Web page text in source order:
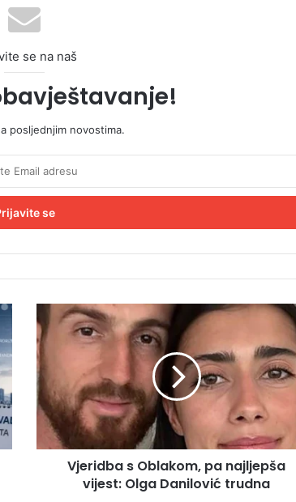
se na naš
posljednjim novostima.
j
e
r
i
d
b
s
Vjeridba s Oblakom, pa najljepša
vijest: Olga Danilović trudna